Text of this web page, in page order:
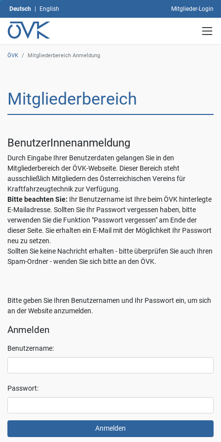
auf
"Auswahl
speichern".
dem
akzeptieren"
erklären
Sie
der
Verwendung
sämtlicher
Cookies
einverstanden.
Ihre
Einwilligung
können
Sie
jederzeit
mit
Wirkung
widerrufen,
indem
Ihre
ändern.
Informationen
finden
unter:
Deutsch | English Mitglieder-Login
ÖVK / Mitgliederbereich Anmeldung
Mitgliederbereich
BenutzerInnenanmeldung
Durch Eingabe Ihrer Benutzerdaten gelangen Sie in den
Mitgliederbereich der ÖVK-Webseite. Dieser Bereich steht
ausschließlich Mitgliedern des Österreichischen Vereins für
Kraftfahrzeugtechnik zur Verfügung.
Bitte beachten Sie: Ihr Benutzername ist Ihre beim ÖVK hinterlegte
E-Mailadresse. Sollten Sie Ihr Passwort vergessen haben, bitte
verwenden Sie die Funktion "Passwort vergessen" am Ende der
dieser Seite. Sie erhalten ein E-Mail mit der Möglichkeit Ihr Passwort
neu zu setzen.
Sollten Sie keine Nachricht erhalten - bitte überprüfen Sie auch Ihren
Spam-Ordner - wenden Sie sich bitte an den ÖVK.
Bitte geben Sie Ihren Benutzernamen und Ihr Passwort ein, um sich
an der Website anzumelden.
Anmelden
Benutzername:
Passwort: